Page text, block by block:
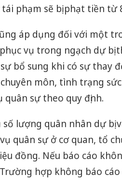
phạm sẽ bị phạt tiền từ
áp dụng đối với một
vụ trong ngạch dự bị
bổ sung khi có sự thay
môn, tình trạng
quân sự theo quy định.
lượng quân nhân dự bị
quân sự ở cơ quan, tổ
đồng. Nếu báo cáo
hợp không báo